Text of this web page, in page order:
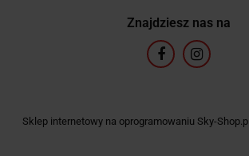
Znajdziesz nas na
Sklep internetowy na oprogramowaniu Sky-Shop.pl